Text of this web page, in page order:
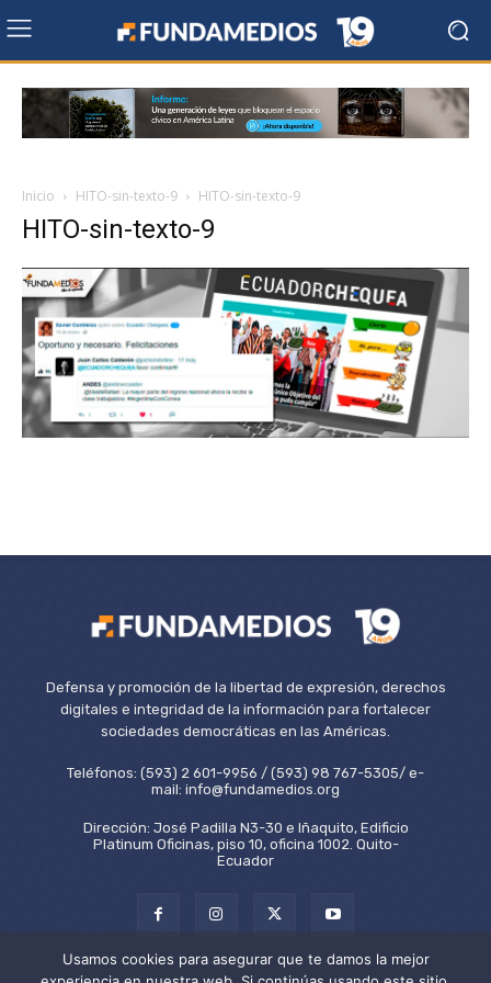
Inicio HITO-sin-texto-9 HITO-sin-texto-9
HITO-sin-texto-9
Defensa y promoción de la libertad de expresión, derechos
digitales e integridad de la información para fortalecer
sociedades democráticas en las Américas.
Teléfonos: (593) 2 601-9956 / (593) 98 767-5305/ e-
mail: info@fundamedios.org
Dirección: José Padilla N3-30 e Iñaquito, Edificio
Platinum Oficinas, piso 10, oficina 1002. Quito-
Ecuador
Usamos cookies para asegurar que te damos la mejor